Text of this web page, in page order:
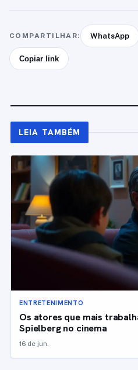
COMPARTILHAR: WhatsApp
Copiar link
LEIA TAMBÉM
ENTRETENIMENTO
Os atores que mais
Spielberg no cinema
16 de jun.